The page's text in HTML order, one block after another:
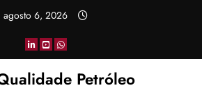
agosto 6, 2026
Petróleo